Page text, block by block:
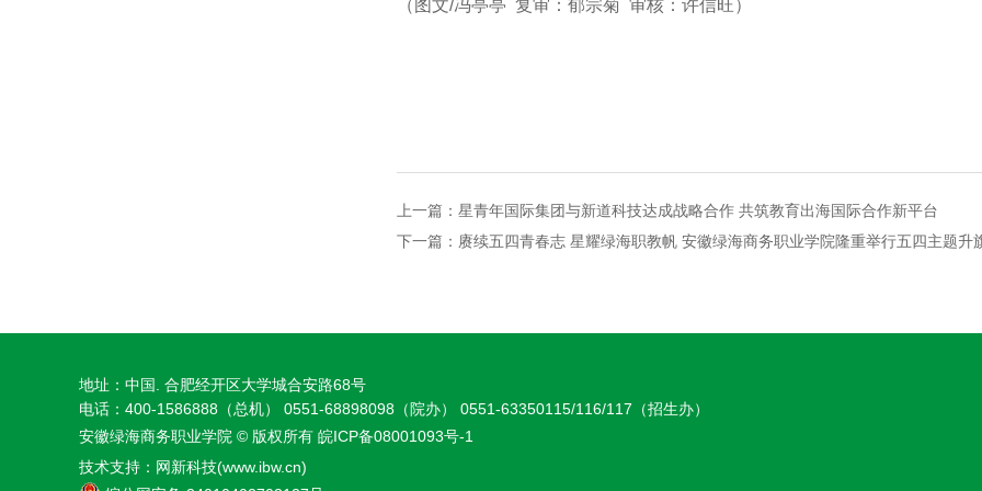
（图文/冯亭亭 复审：郁宗菊 审核：许信旺）
上一篇： 星青年国际集团与新道科技达成战略合作 共筑教育出海国际合作新平台
下一篇： 赓续五四青春志 星耀绿海职教帆 安徽绿海商务职业学院隆重举行五四主题升
地址：中国. 合肥经开区大学城合安路68号
电话：400-1586888（总机） 0551-68898098（院办） 0551-63350115/116/117（招生办）
安徽绿海商务职业学院 © 版权所有 皖ICP备08001093号-1
技术支持： 网新科技(www.ibw.cn)